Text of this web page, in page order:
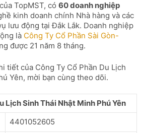
TopMST, có 60 doanh nghiệp
kinh doanh chính Nhà hàng và các
lưu động tại Đắk Lắk. Doanh nghiệp
là Công Ty Cổ Phần Sài Gòn-
được 21 năm 8 tháng.
tiết của Công Ty Cổ Phần Du Lịch
Yên, mời bạn cùng theo dõi.
Lịch Sinh Thái Nhật Minh Phú Yên
4401052605